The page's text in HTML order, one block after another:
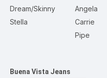
Dream/Skinny
Stella
Angela
Carrie
Pipe
Buena Vista Jeans